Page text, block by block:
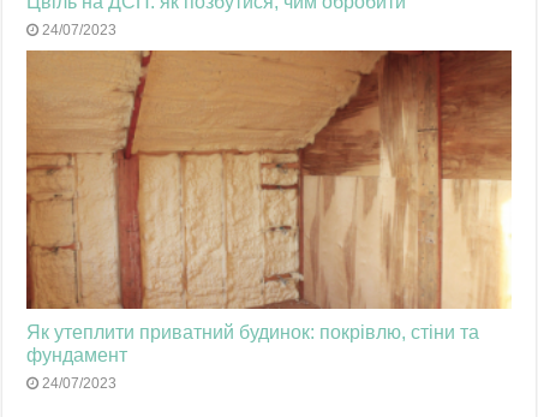
24/07/2023
Як утеплити приватний будинок: покрівлю, стіни та
фундамент
24/07/2023